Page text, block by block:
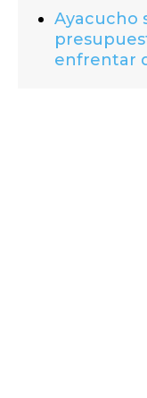
Ayacucho
enfrentar